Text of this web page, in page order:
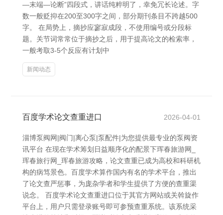
—末端—论断”四段式，讲话纯粹明了，幸免冗长论述。字
数一般贬抑在200至300字之间，部分期刊条目不跨越500
字。 在局势上，摘抄应寥寂成段，不使用编号或分段标
题。关节词常常位于摘抄之后，用于提高论文的检索率，
一般考取3-5个反应有计划中
新闻动态
百度学术论文查重进口 2026-04-01
淄博泵阀网|阀门|离心泵|泵配件|为您提供最专业的泵阀资
讯平台 在现在学术筹划日益顺序化的配景下珲春旅游网_
珲春旅行网_珲春旅游攻略，论文查重已成为高校和科研机
构的病笃景色。百度学术算作国内有名的学术平台，推出
了论文查严惩事，为庞杂学者和学生提供了方便的查重渠
说念。 百度学术论文查重进口位于其官方网站或关斡旋作
平台上，用户只需登录账号即可参预查重系统。该系统采